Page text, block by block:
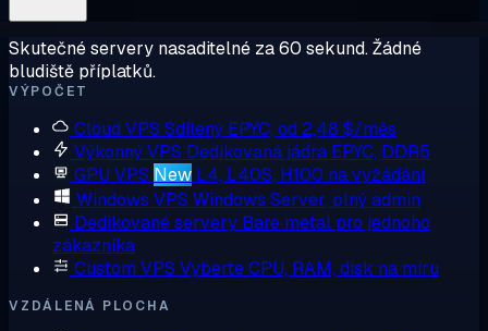
Skutečné servery nasaditelné za 60 sekund. Žádné
bludiště příplatků.
VÝPOČET
Cloud VPS Sdílený EPYC, od 2,48 $/měs
Výkonný VPS Dedikovaná jádra EPYC, DDR5
GPU VPS New L4, L40S, H100 na vyžádání
Windows VPS Windows Server, plný admin
Dedikované servery Bare metal pro jednoho
zákazníka
Custom VPS Vyberte CPU, RAM, disk na míru
VZDÁLENÁ PLOCHA